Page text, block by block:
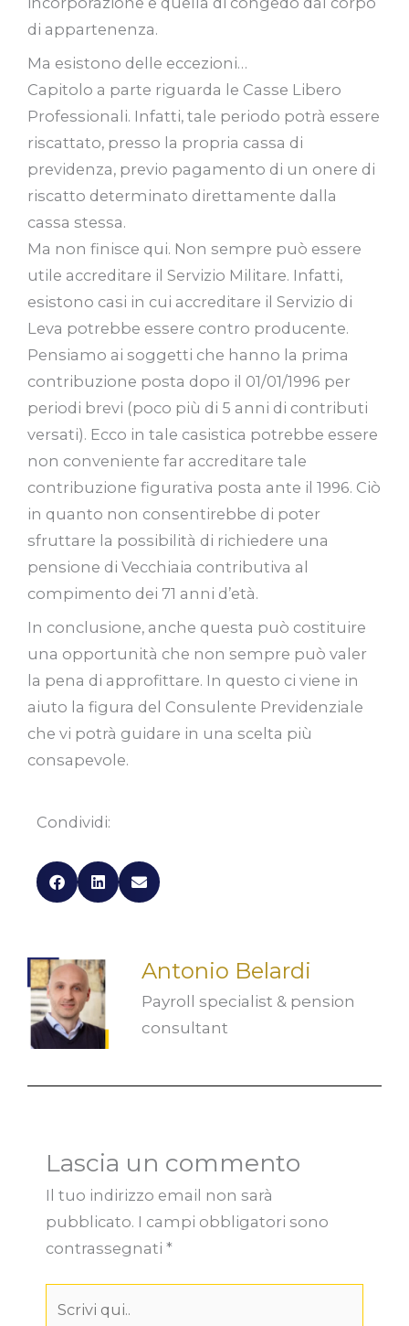
di appartenenza.
Ma esistono delle eccezioni…
Capitolo a parte riguarda le Casse Libero
Professionali. Infatti, tale periodo potrà essere
riscattato, presso la propria cassa di
previdenza, previo pagamento di un onere di
riscatto determinato direttamente dalla
cassa stessa.
Ma non finisce qui. Non sempre può essere
utile accreditare il Servizio Militare. Infatti,
esistono casi in cui accreditare il Servizio di
Leva potrebbe essere contro producente.
Pensiamo ai soggetti che hanno la prima
contribuzione posta dopo il 01/01/1996 per
periodi brevi (poco più di 5 anni di contributi
versati). Ecco in tale casistica potrebbe essere
non conveniente far accreditare tale
contribuzione figurativa posta ante il 1996. Ciò
in quanto non consentirebbe di poter
sfruttare la possibilità di richiedere una
pensione di Vecchiaia contributiva al
compimento dei 71 anni d’età.
In conclusione, anche questa può costituire
una opportunità che non sempre può valer
la pena di approfittare. In questo ci viene in
aiuto la figura del Consulente Previdenziale
che vi potrà guidare in una scelta più
consapevole.
Condividi:
Antonio Belardi
Payroll specialist & pension
consultant
Lascia un commento
Il tuo indirizzo email non sarà
pubblicato. I campi obbligatori sono
contrassegnati *